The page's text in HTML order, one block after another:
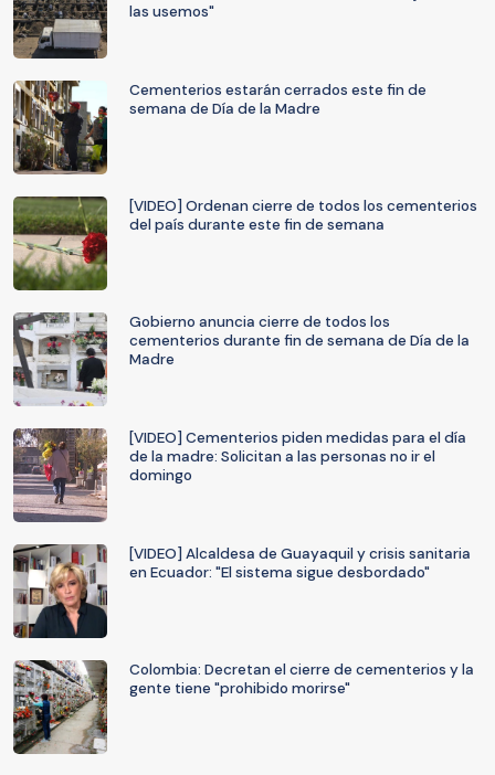
las usemos"
Cementerios estarán cerrados este fin de
semana de Día de la Madre
[VIDEO] Ordenan cierre de todos los cementerios
del país durante este fin de semana
Gobierno anuncia cierre de todos los
cementerios durante fin de semana de Día de la
Madre
[VIDEO] Cementerios piden medidas para el día
de la madre: Solicitan a las personas no ir el
domingo
[VIDEO] Alcaldesa de Guayaquil y crisis sanitaria
en Ecuador: "El sistema sigue desbordado"
Colombia: Decretan el cierre de cementerios y la
gente tiene "prohibido morirse"